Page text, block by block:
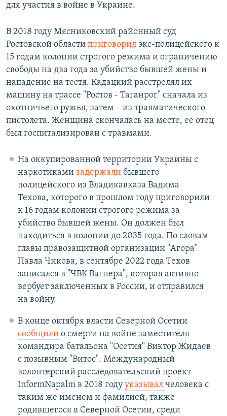
для участия в войне в Украине.
В 2018 году Мясниковский районный суд
Ростовской области приговорил экс-полицейского к
15 годам колонии строгого режима и ограничению
свободы на два года за убийство бывшей жены и
нападение на тестя. Кадацкий расстрелял их
машину на трассе "Ростов - Таганрог" сначала из
охотничьего ружья, затем – из травматического
пистолета. Женщина скончалась на месте, ее отец
был госпитализирован с травмами.
На оккупированной территории Украины с
наркотиками задержалибывшего
полицейского из Владикавказа Вадима
Техова, которого в прошлом году приговорили
к 16 годам колонии строгого режима за
убийство бывшей жены. Он должен был
находиться в колонии до 2035 года. По словам
главы правозащитной организации "Агора"
Павла Чикова, в сентябре 2022 года Техов
записался в "ЧВК Вагнера", которая активно
вербует заключенных в России, и отправился
на войну.
В конце октября власти Северной Осетии
сообщили о смерти на войне заместителя
командира батальона "Осетия" Виктор Жидаев
с позывным "Витос". Международный
волонтерский расследовательский проект
InformNapalm в 2018 году указывал человека с
таким же именем и фамилией, также
родившегося в Северной Осетии, среди